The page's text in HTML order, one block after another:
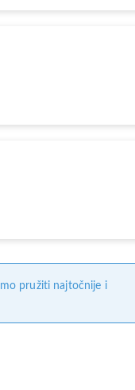
pružiti najtočnije i